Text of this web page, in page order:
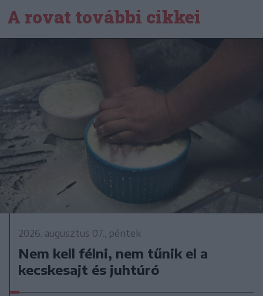
A rovat további cikkei
2026. augusztus 07., péntek
Nem kell félni, nem tűnik el a
kecskesajt és juhtúró